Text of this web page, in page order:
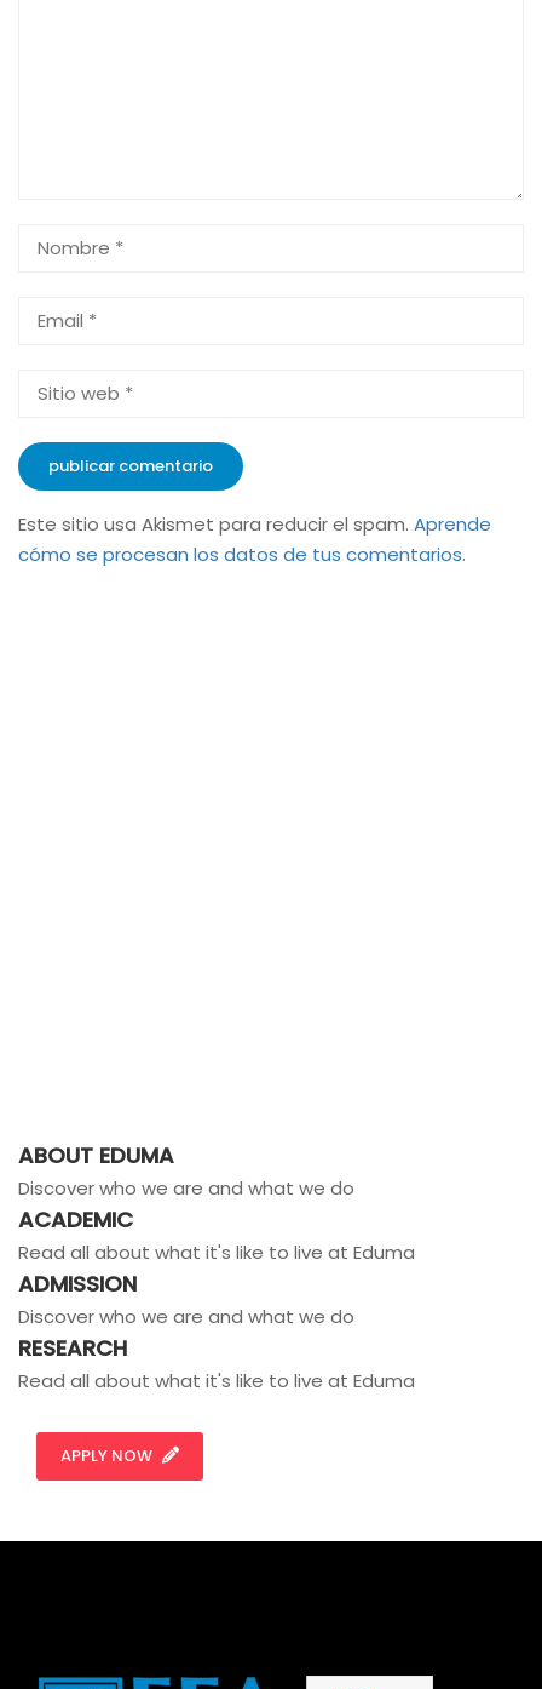
Este sitio usa Akismet para reducir el spam. Aprende
cómo se procesan los datos de tus comentarios.
ABOUT EDUMA
Discover who we are and what we do
ACADEMIC
Read all about what it's like to live at Eduma
ADMISSION
Discover who we are and what we do
RESEARCH
Read all about what it's like to live at Eduma
APPLY NOW